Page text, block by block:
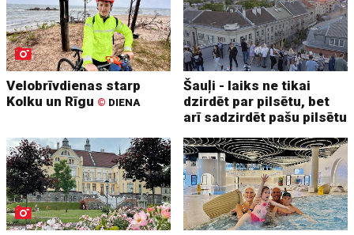
Velobrīvdienas starp
Kolku un Rīgu © DIENA
Šauļi - laiks ne tikai
dzirdēt par pilsētu, bet
arī sadzirdēt pašu pilsētu